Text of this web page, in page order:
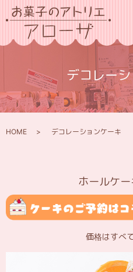
デコレー
HOME デコレーションケーキ
ホールケ
価格はすべ